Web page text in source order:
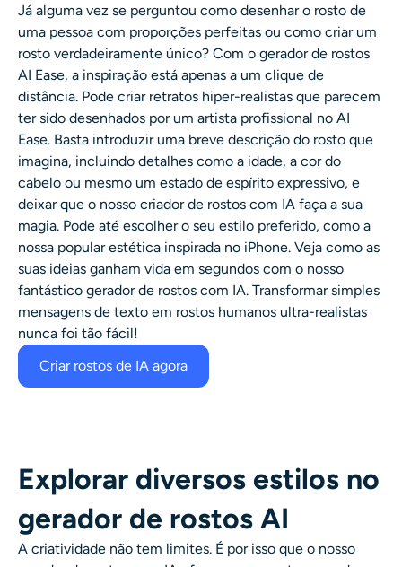
Já alguma vez se perguntou como desenhar o rosto de
uma pessoa com proporções perfeitas ou como criar um
rosto verdadeiramente único? Com o gerador de rostos
AI Ease, a inspiração está apenas a um clique de
distância. Pode criar retratos hiper-realistas que parecem
ter sido desenhados por um artista profissional no AI
Ease. Basta introduzir uma breve descrição do rosto que
imagina, incluindo detalhes como a idade, a cor do
cabelo ou mesmo um estado de espírito expressivo, e
deixar que o nosso criador de rostos com IA faça a sua
magia. Pode até escolher o seu estilo preferido, como a
nossa popular estética inspirada no iPhone. Veja como as
suas ideias ganham vida em segundos com o nosso
fantástico gerador de rostos com IA. Transformar simples
mensagens de texto em rostos humanos ultra-realistas
nunca foi tão fácil!
Criar rostos de IA agora
Explorar diversos estilos no
gerador de rostos AI
A criatividade não tem limites. É por isso que o nosso